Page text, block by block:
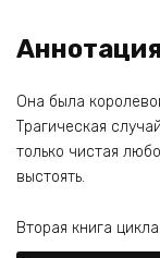
Она была
Трагическая
только чистая
выстоять.
Вторая книга